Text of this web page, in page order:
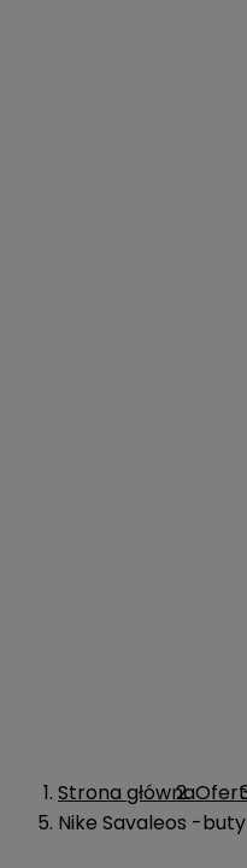
Strona główna
Nike Savaleos -